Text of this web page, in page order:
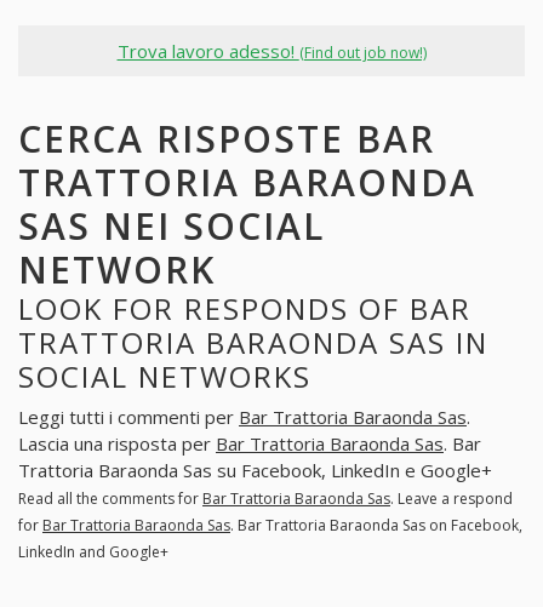
Trova lavoro adesso! (Find out job now!)
CERCA RISPOSTE BAR
TRATTORIA BARAONDA
SAS NEI SOCIAL
NETWORK
LOOK FOR RESPONDS OF BAR
TRATTORIA BARAONDA SAS IN
SOCIAL NETWORKS
Leggi tutti i commenti per Bar Trattoria Baraonda Sas.
Lascia una risposta per Bar Trattoria Baraonda Sas. Bar
Trattoria Baraonda Sas su Facebook, LinkedIn e Google+
Read all the comments for Bar Trattoria Baraonda Sas. Leave a respond
for Bar Trattoria Baraonda Sas. Bar Trattoria Baraonda Sas on Facebook,
LinkedIn and Google+